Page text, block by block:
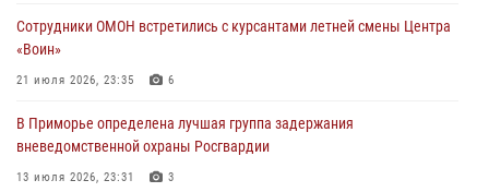
28 июля 2026, 05:39
В Международный День тигра на открытии III семейных
службе
Сотрудники ОМОН встретились с курсантами летней смены Центра
«Воин»
21 июля 2026, 23:35 6
В Приморье определена лучшая группа задержания
вневедомственной охраны Росгвардии
13 июля 2026, 23:31 3